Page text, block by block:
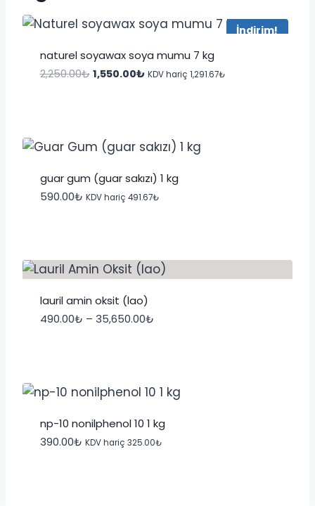
İndirim!
naturel soyawax soya mumu 7 kg
2,250.00₺ Orijinal
1,550.00₺Şu
KDV hariç 1,291.67₺
guar gum (guar sakızı) 1 kg
590.00₺ KDV hariç 491.67₺
lauril amin oksit (lao)
490.00₺ – 35,650.00₺Fiyat
np-10 nonilphenol 10 1 kg
390.00₺ KDV hariç 325.00₺